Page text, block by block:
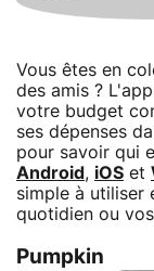
Vous êtes en
des amis ?
votre budget
ses dépenses
pour savoir qui
Android , iOS et
simple à utiliser
quotidien ou
Pumpkin